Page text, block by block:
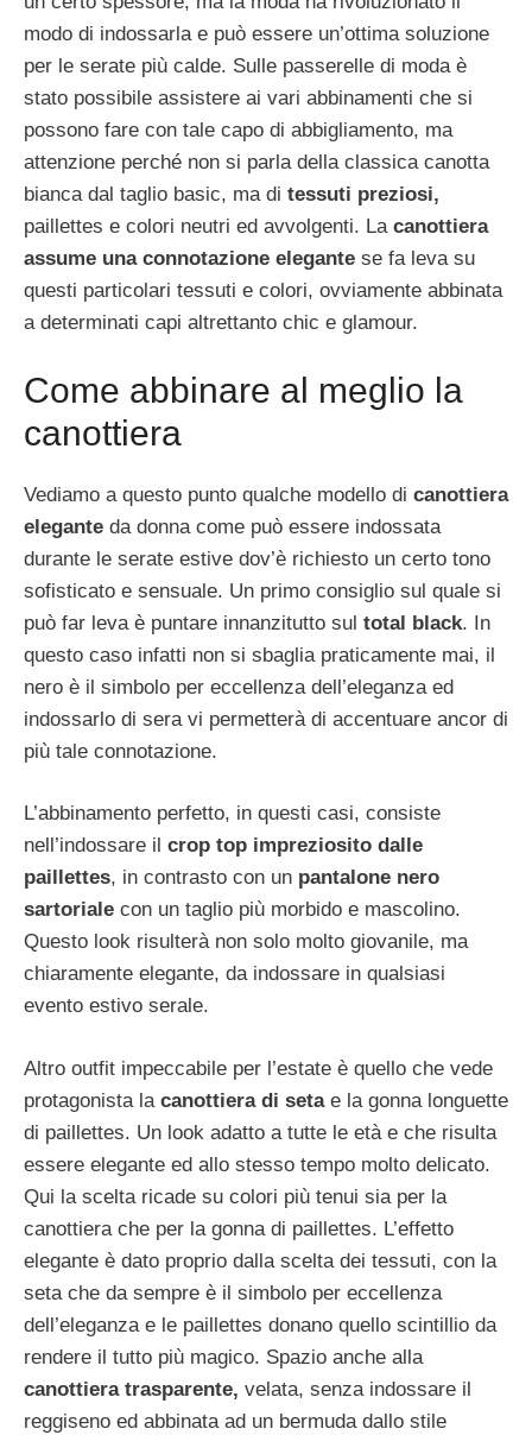
modo di indossarla e può essere un’ottima soluzione
per le serate più calde. Sulle passerelle di moda è
stato possibile assistere ai vari abbinamenti che si
possono fare con tale capo di abbigliamento, ma
attenzione perché non si parla della classica canotta
bianca dal taglio basic, ma di tessuti preziosi,
paillettes e colori neutri ed avvolgenti. Lacanottiera
assume una connotazione elegante se fa leva su
questi particolari tessuti e colori, ovviamente abbinata
a determinati capi altrettanto chic e glamour.
Come abbinare al meglio la
canottiera
Vediamo a questo punto qualche modello di canottiera
elegante da donna come può essere indossata
durante le serate estive dov’è richiesto un certo tono
sofisticato e sensuale. Un primo consiglio sul quale si
può far leva è puntare innanzitutto sul total black. In
questo caso infatti non si sbaglia praticamente mai, il
nero è il simbolo per eccellenza dell’eleganza ed
indossarlo di sera vi permetterà di accentuare ancor di
più tale connotazione.
L’abbinamento perfetto, in questi casi, consiste
nell’indossare il crop top impreziosito dalle
paillettes, in contrasto con un pantalone nero
sartoriale con un taglio più morbido e mascolino.
Questo look risulterà non solo molto giovanile, ma
chiaramente elegante, da indossare in qualsiasi
evento estivo serale.
Altro outfit impeccabile per l’estate è quello che vede
protagonista la canottiera di setae la gonna longuette
di paillettes. Un look adatto a tutte le età e che risulta
essere elegante ed allo stesso tempo molto delicato.
Qui la scelta ricade su colori più tenui sia per la
canottiera che per la gonna di paillettes. L’effetto
elegante è dato proprio dalla scelta dei tessuti, con la
seta che da sempre è il simbolo per eccellenza
dell’eleganza e le paillettes donano quello scintillio da
rendere il tutto più magico. Spazio anche alla
canottiera trasparente, velata, senza indossare il
reggiseno ed abbinata ad un bermuda dallo stile